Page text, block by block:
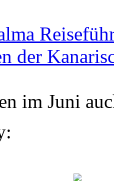
der
im Juni